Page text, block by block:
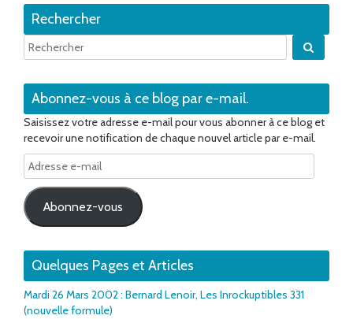
Rechercher
Abonnez-vous à ce blog par e-mail.
Saisissez votre adresse e-mail pour vous abonner à ce blog et
recevoir une notification de chaque nouvel article par e-mail.
Adresse
e-
mail
Abonnez-vous
Quelques Pages et Articles
Mardi 26 Mars 2002 : Bernard Lenoir, Les Inrockuptibles 331
(nouvelle formule)